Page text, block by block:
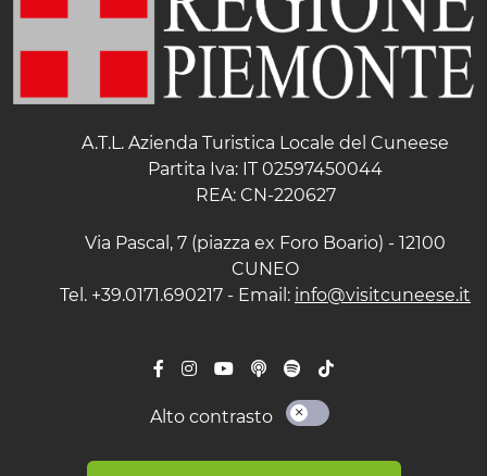
A.T.L. Azienda Turistica Locale del Cuneese
Partita Iva: IT 02597450044
REA: CN-220627
Via Pascal, 7 (piazza ex Foro Boario) - 12100
CUNEO
Tel. +39.0171.690217 - Email: info@visitcuneese.it
Alto contrasto